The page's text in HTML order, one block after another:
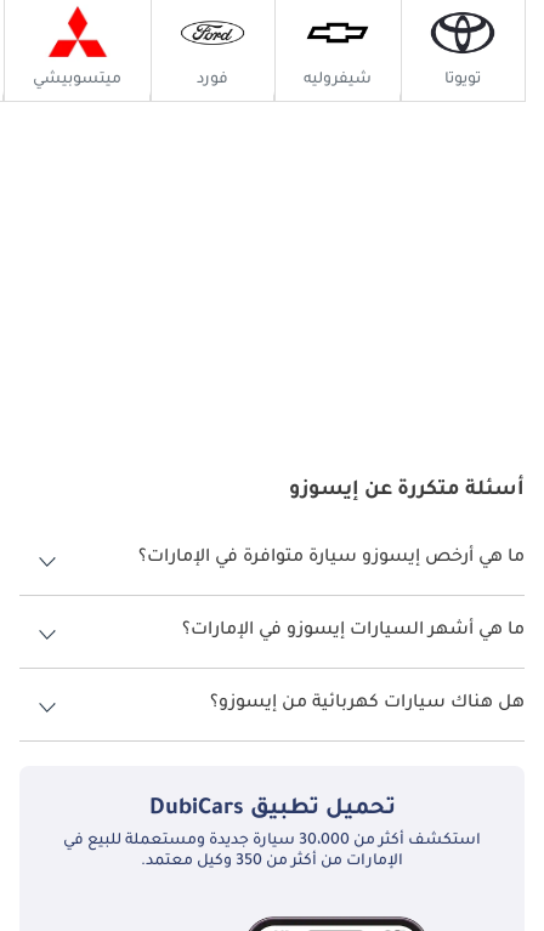
تويوتا شيفروليه فورد ميتسوبيشي
أسئلة متكررة عن إيسوزو
ما هي أرخص إيسوزو سيارة متوافرة في الإمارات؟
أرخص سيارة إيسوزو في الإمارات هيإيسوزو D ماكس , بسعر 110,800 .
ما هي أشهر السيارات إيسوزو في الإمارات؟
أشهر موديلات سيارات إيسوزو الجديدة المتوفرة في الإمارات العربية المتحدة
هي
إيسوزو D ماكس إيسوزو NPR إيسوزو FVR ،إيسوزو NQR
هل هناك سيارات كهربائية من إيسوزو؟
لا، إيسوزو لا تقدم أي سيارات كهربائية في الإمارات العربية المتحدة.
تحميل تطبيق DubiCars
استكشف أكثر من 30،000 سيارة جديدة ومستعملة للبيع في
الإمارات من أكثر من 350 وكيل معتمد.